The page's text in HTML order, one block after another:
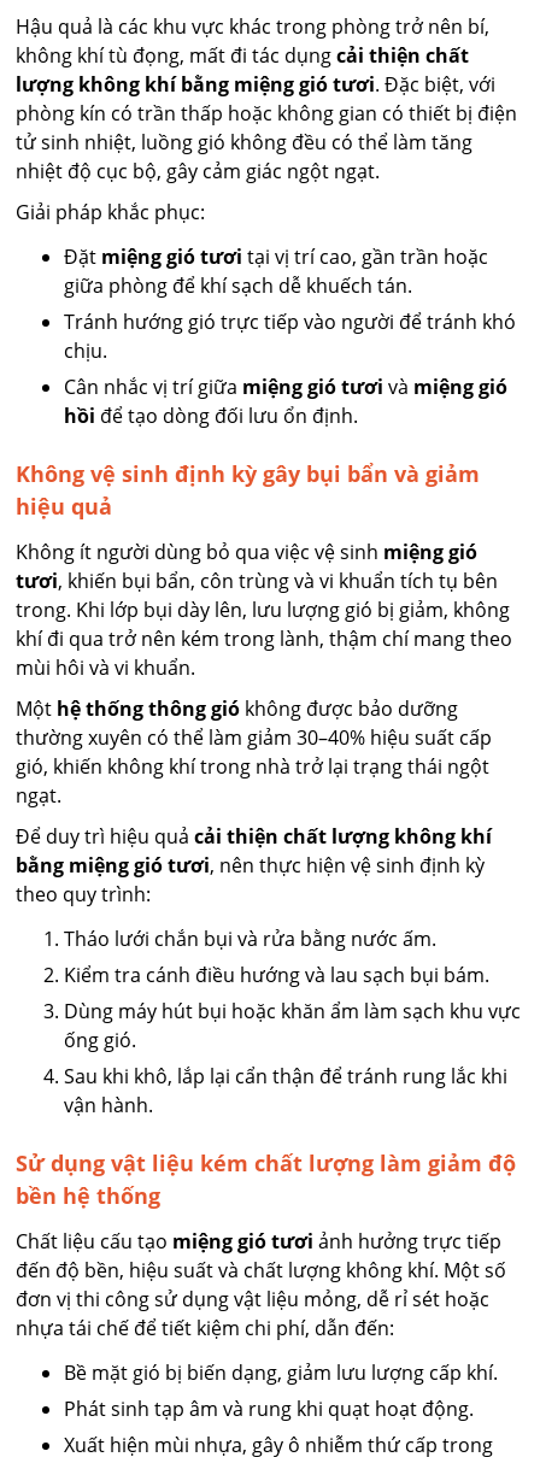
Hậu quả là các khu vực khác trong phòng trở nên bí,
không khí tù đọng, mất đi tác dụngcải thiện chất
lượng không khí bằng miệng gió tươi. Đặc biệt, với
phòng kín có trần thấp hoặc không gian có thiết bị điện
tử sinh nhiệt, luồng gió không đều có thể làm tăng
nhiệt độ cục bộ, gây cảm giác ngột ngạt.
Giải pháp khắc phục:
Đặt miệng gió tươi tại vị trí cao, gần trần hoặc
giữa phòng để khí sạch dễ khuếch tán.
Tránh hướng gió trực tiếp vào người để tránh khó
chịu.
Cân nhắc vị trí giữa miệng gió tươi và miệng gió
hồi để tạo dòng đối lưu ổn định.
Không vệ sinh định kỳ gây bụi bẩn và giảm
hiệu quả
Không ít người dùng bỏ qua việc vệ sinh miệng gió
tươi, khiến bụi bẩn, côn trùng và vi khuẩn tích tụ bên
trong. Khi lớp bụi dày lên, lưu lượng gió bị giảm, không
khí đi qua trở nên kém trong lành, thậm chí mang theo
mùi hôi và vi khuẩn.
Một hệ thống thông gió không được bảo dưỡng
thường xuyên có thể làm giảm 30–40% hiệu suất cấp
gió, khiến không khí trong nhà trở lại trạng thái ngột
ngạt.
Để duy trì hiệu quảcải thiện chất lượng không khí
bằng miệng gió tươi, nên thực hiện vệ sinh định kỳ
theo quy trình:
Tháo lưới chắn bụi và rửa bằng nước ấm.
Kiểm tra cánh điều hướng và lau sạch bụi bám.
Dùng máy hút bụi hoặc khăn ẩm làm sạch khu vực
ống gió.
Sau khi khô, lắp lại cẩn thận để tránh rung lắc khi
vận hành.
Sử dụng vật liệu kém chất lượng làm giảm độ
bền hệ thống
Chất liệu cấu tạo miệng gió tươi ảnh hưởng trực tiếp
đến độ bền, hiệu suất và chất lượng không khí. Một số
đơn vị thi công sử dụng vật liệu mỏng, dễ rỉ sét hoặc
nhựa tái chế để tiết kiệm chi phí, dẫn đến:
Bề mặt gió bị biến dạng, giảm lưu lượng cấp khí.
Phát sinh tạp âm và rung khi quạt hoạt động.
Xuất hiện mùi nhựa, gây ô nhiễm thứ cấp trong